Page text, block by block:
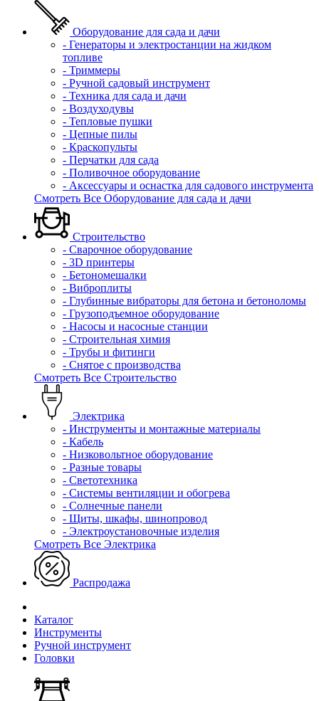
Оборудование для сада и дачи
- Генераторы и электростанции на жидком
топливе
- Триммеры
- Ручной садовый инструмент
- Техника для сада и дачи
- Воздуходувы
- Тепловые пушки
- Цепные пилы
- Краскопульты
- Перчатки для сада
- Поливочное оборудование
- Аксессуары и оснастка для садового инструмента
Смотреть Все Оборудование для сада и дачи
Строительство
- Сварочное оборудование
- 3D принтеры
- Бетономешалки
- Виброплиты
- Глубинные вибраторы для бетона и бетоноломы
- Грузоподъемное оборудование
- Насосы и насосные станции
- Строительная химия
- Трубы и фитинги
- Снятое с производства
Смотреть Все Строительство
Электрика
- Инструменты и монтажные материалы
- Кабель
- Низковольтное оборудование
- Разные товары
- Светотехника
- Системы вентиляции и обогрева
- Солнечные панели
- Щиты, шкафы, шинопровод
- Электроустановочные изделия
Смотреть Все Электрика
Распродажа
Каталог
Инструменты
Ручной инструмент
Головки